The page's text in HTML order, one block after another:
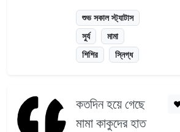
শুভ সকাল স্ট্যাটাস
সুর্য
মামা
শিশির
স্নিগ্ধ
কতদিন হয়ে গেছে
মামা কাকুদের হাত